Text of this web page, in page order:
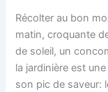
Récolter au bon
matin, croquante
de soleil, un
la jardinière est
son pic de saveur: